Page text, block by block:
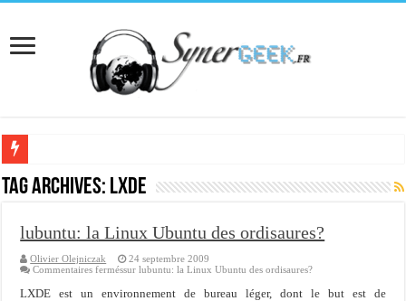
[Interview] Martial Auroy, professionnel du monde Microsoft
Supprimer une boite partagée avec outlook 2010 ou 2013 (environnement
Veille technologique du 13-02-2016
Veille technologique du 23/01/2016
Tag Archives: lxde
lubuntu: la Linux Ubuntu des ordisaures?
Olivier Olejniczak
24 septembre 2009
Commentaires ferméssur lubuntu: la Linux Ubuntu des ordisaures?
LXDE est un environnement de bureau léger, dont le but est de